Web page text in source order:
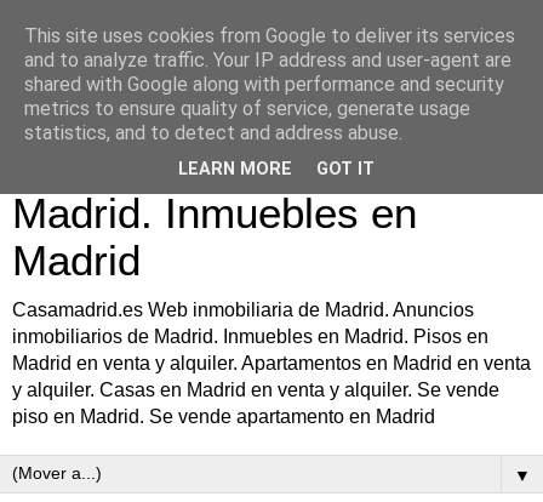
Casamadrid.es Web
inmobiliaria de Madrid.
Anuncios inmobiliarios de
Madrid. Inmuebles en
Madrid
Casamadrid.es Web inmobiliaria de Madrid. Anuncios
inmobiliarios de Madrid. Inmuebles en Madrid. Pisos en
Madrid en venta y alquiler. Apartamentos en Madrid en venta
y alquiler. Casas en Madrid en venta y alquiler. Se vende
piso en Madrid. Se vende apartamento en Madrid
▼
This site uses cookies from Google to deliver its services
and to analyze traffic. Your IP address and user-agent are
shared with Google along with performance and security
metrics to ensure quality of service, generate usage
statistics, and to detect and address abuse.
LEARN MORE GOT IT